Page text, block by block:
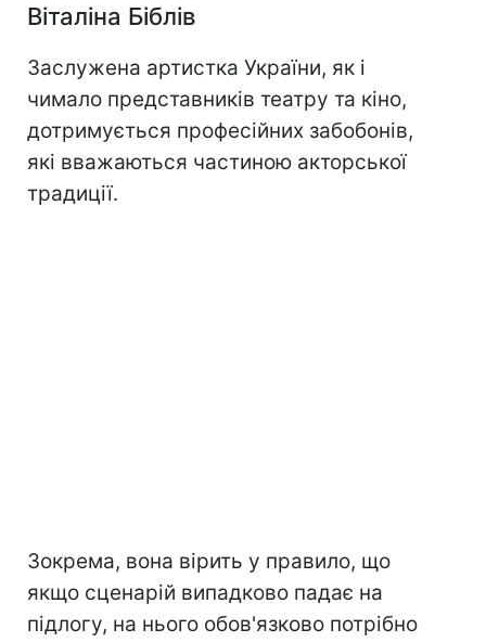
Віталіна Біблів
Заслужена артистка України, як і
чимало представників театру та кіно,
дотримується професійних забобонів,
які вважаються частиною акторської
традиції.
Зокрема, вона вірить у правило, що
якщо сценарій випадково падає на
підлогу, на нього обов'язково потрібно